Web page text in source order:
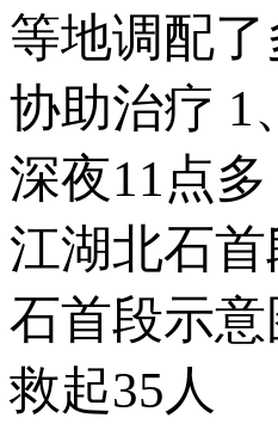
等地调配
协助治疗
深夜11点
江湖北石
石首段示
救起35人